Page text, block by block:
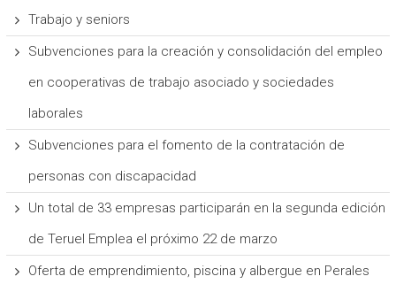
Trabajo y seniors
Subvenciones para la creación y consolidación del empleo
en cooperativas de trabajo asociado y sociedades
laborales
Subvenciones para el fomento de la contratación de
personas con discapacidad
Un total de 33 empresas participarán en la segunda edición
de Teruel Emplea el próximo 22 de marzo
Oferta de emprendimiento, piscina y albergue en Perales